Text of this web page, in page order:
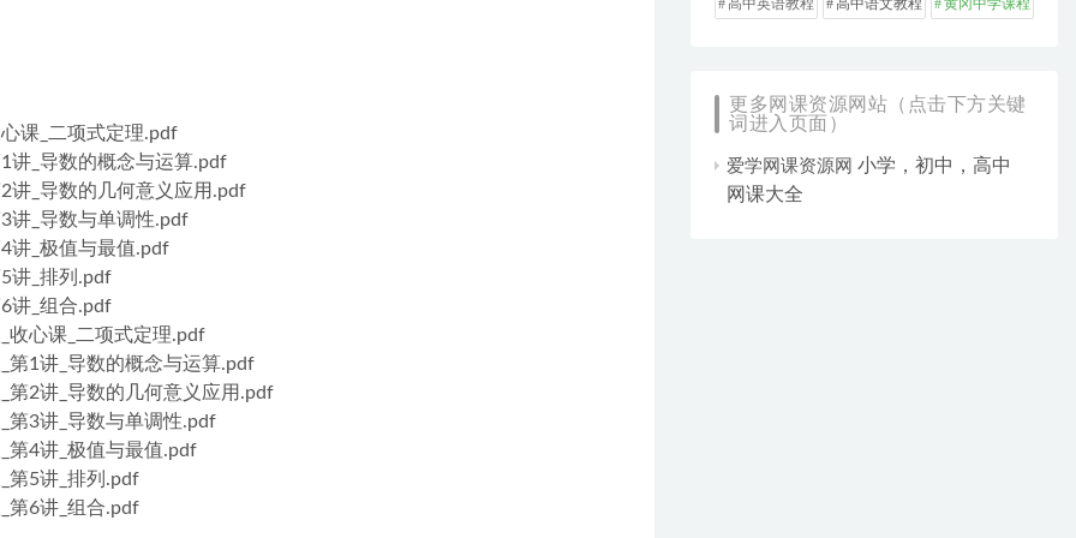
课_二项式定理.pdf
讲_导数的概念与运算.pdf
讲_导数的几何意义应用.pdf
讲_导数与单调性.pdf
讲_极值与最值.pdf
讲_排列.pdf
讲_组合.pdf
收心课_二项式定理.pdf
第1讲_导数的概念与运算.pdf
2讲_导数的几何意义应用.pdf
第3讲_导数与单调性.pdf
第4讲_极值与最值.pdf
第5讲_排列.pdf
第6讲_组合.pdf
更多网课资源网站（点击下方关键
词进入页面）
爱学网课资源网 小学，初中，高中
网课大全